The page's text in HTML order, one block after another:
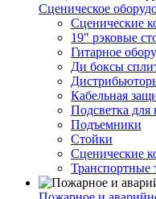
Сценическое
Сценические
19" рэковые
Гитарное
Ди боксы
Кабельная
Подсветка для
Подъемники
Стойки
Сценические
Транспортные